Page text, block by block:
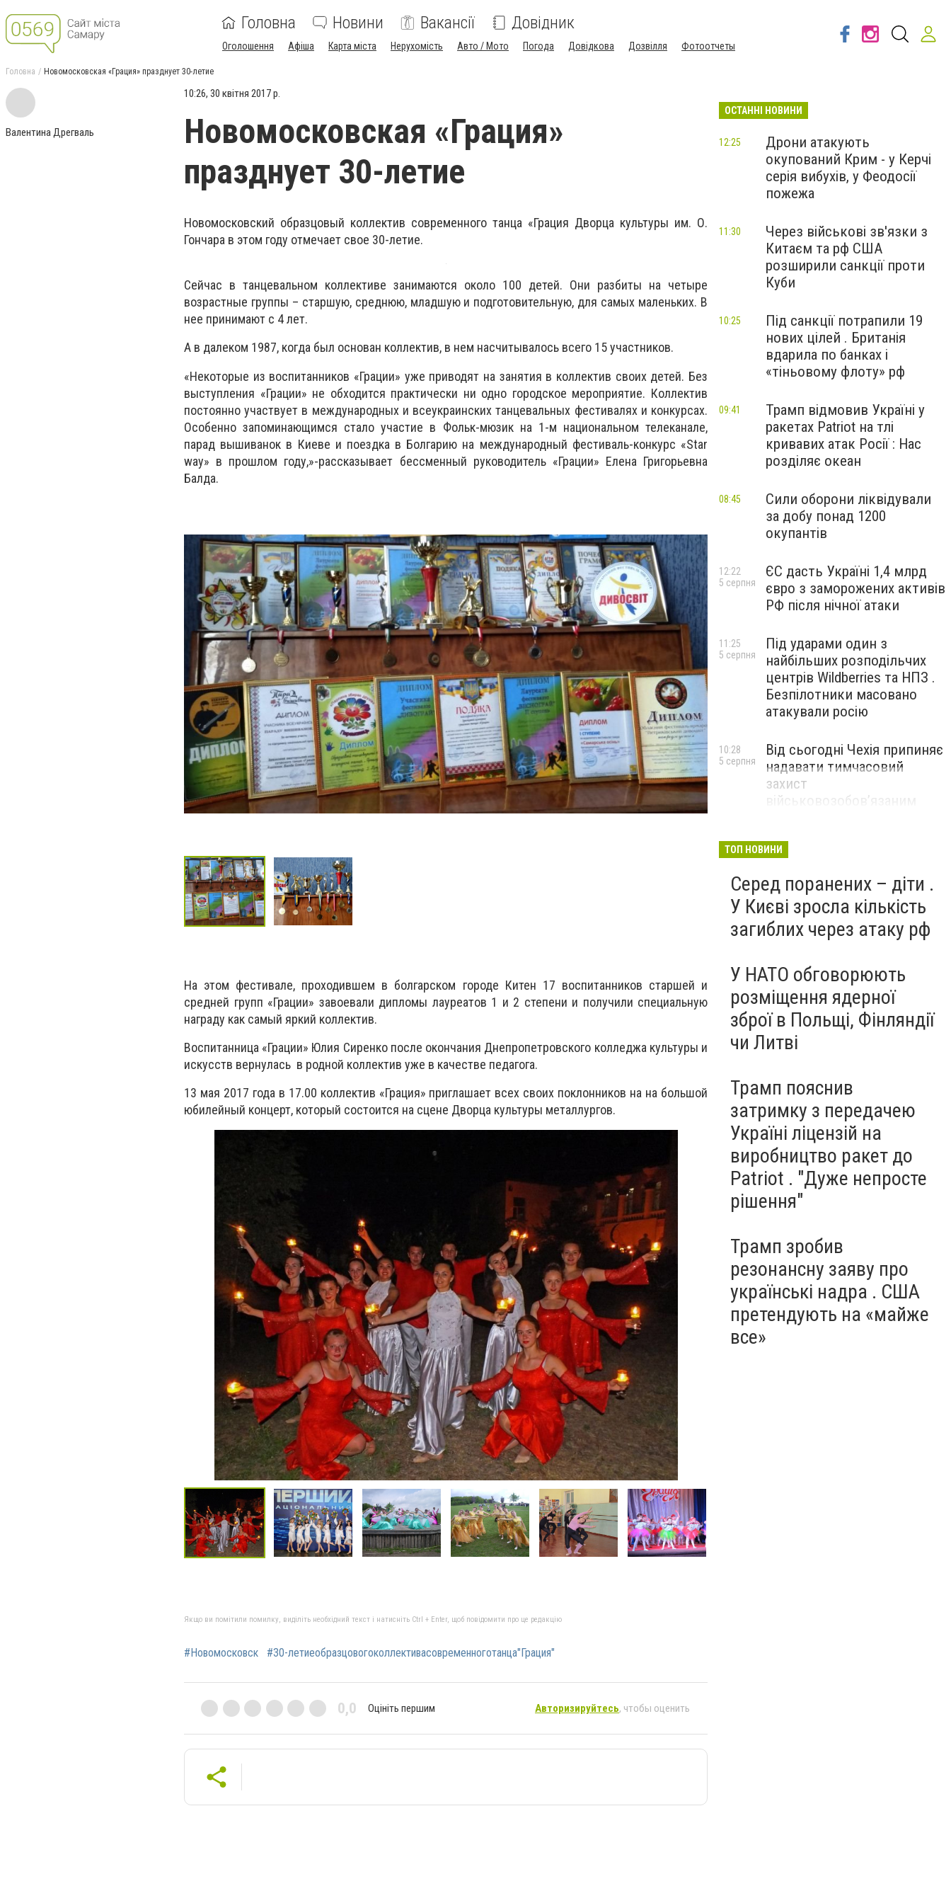
Головна Новини Вакансії Довідник
Оголошення Афіша Карта міста Нерухомість Авто / Мото Погода Довідкова Дозвілля Фотоотчеты
Головна Новомосковская «Грация» празднует 30-летие
Валентина Дрегваль
10:26, 30 квітня 2017 р.
Новомосковская «Грация»
празднует 30-летие
Новомосковский образцовый коллектив современного танца «Грация Дворца культуры им. О.
Гончара в этом году отмечает свое 30-летие.
Сейчас в танцевальном коллективе занимаются около 100 детей. Они разбиты на четыре
возрастные группы – старшую, среднюю, младшую и подготовительную, для самых маленьких. В
нее принимают с 4 лет.
А в далеком 1987, когда был основан коллектив, в нем насчитывалось всего 15 участников.
«Некоторые из воспитанников «Грации» уже приводят на занятия в коллектив своих детей. Без
выступления «Грации» не обходится практически ни одно городское мероприятие. Коллектив
постоянно участвует в международных и всеукраинских танцевальных фестивалях и конкурсах.
Особенно запоминающимся стало участие в Фольк-мюзик на 1-м национальном телеканале,
парад вышиванок в Киеве и поездка в Болгарию на международный фестиваль-конкурс «Star
way» в прошлом году,»-рассказывает бессменный руководитель «Грации» Елена Григорьевна
Балда.
На этом фестивале, проходившем в болгарском городе Китен 17 воспитанников старшей и
средней групп «Грации» завоевали дипломы лауреатов 1 и 2 степени и получили специальную
награду как самый яркий коллектив.
Воспитанница «Грации» Юлия Сиренко после окончания Днепропетровского колледжа культуры и
искусств вернулась в родной коллектив уже в качестве педагога.
13 мая 2017 года в 17.00 коллектив «Грация» приглашает всех своих поклонников на на большой
юбилейный концерт, который состоится на сцене Дворца культуры металлургов.
Якщо ви помітили помилку, виділіть необхідний текст і натисніть Ctrl + Enter, щоб повідомити про це редакцію
#Новомосковск #30-летиеобразцовогоколлективасовременноготанца"Грация"
0,0 Оцініть першим Авторизируйтесь, чтобы оценить
ОСТАННІ НОВИНИ
Дрони атакують
окупований Крим - у Керчі
серія вибухів, у Феодосії
пожежа
12:25
Через військові зв'язки з
Китаєм та рф США
розширили санкції проти
Куби
11:30
Під санкції потрапили 19
нових цілей . Британія
вдарила по банках і
«тіньовому флоту» рф
10:25
Трамп відмовив Україні у
ракетах Patriot на тлі
кривавих атак Росії : Нас
розділяє океан
09:41
Сили оборони ліквідували
за добу понад 1200
окупантів
08:45
ЄС дасть Україні 1,4 млрд
євро з заморожених активів
РФ після нічної атаки
12:22
5 серпня
Під ударами один з
найбільших розподільчих
центрів Wildberries та НПЗ .
Безпілотники масовано
атакували росію
11:25
5 серпня
Від сьогодні Чехія припиняє
надавати тимчасовий
захист
військовозобов’язаним
10:28
5 серпня
ТОП НОВИНИ
Серед поранених – діти .
У Києві зросла кількість
загиблих через атаку рф
У НАТО обговорюють
розміщення ядерної
зброї в Польщі, Фінляндії
чи Литві
Трамп пояснив
затримку з передачею
Україні ліцензій на
виробництво ракет до
Patriot . "Дуже непросте
рішення"
Трамп зробив
резонансну заяву про
українські надра . США
претендують на «майже
все»